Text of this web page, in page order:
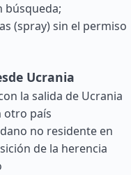
búsqueda;
(spray) sin el permiso
Ucrania
la salida de Ucrania
otro país
no residente en
de la herencia